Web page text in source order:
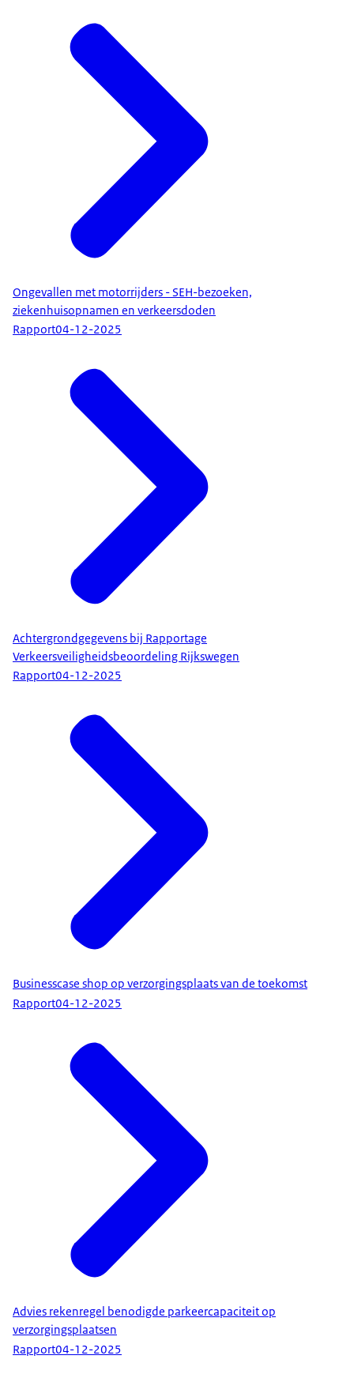
Ongevallen met motorrijders - SEH-bezoeken,
ziekenhuisopnamen en verkeersdoden
Rapport04-12-2025
Achtergrondgegevens bij Rapportage
Verkeersveiligheidsbeoordeling Rijkswegen
Rapport04-12-2025
Businesscase shop op verzorgingsplaats van de toekomst
Rapport04-12-2025
Advies rekenregel benodigde parkeercapaciteit op
verzorgingsplaatsen
Rapport04-12-2025